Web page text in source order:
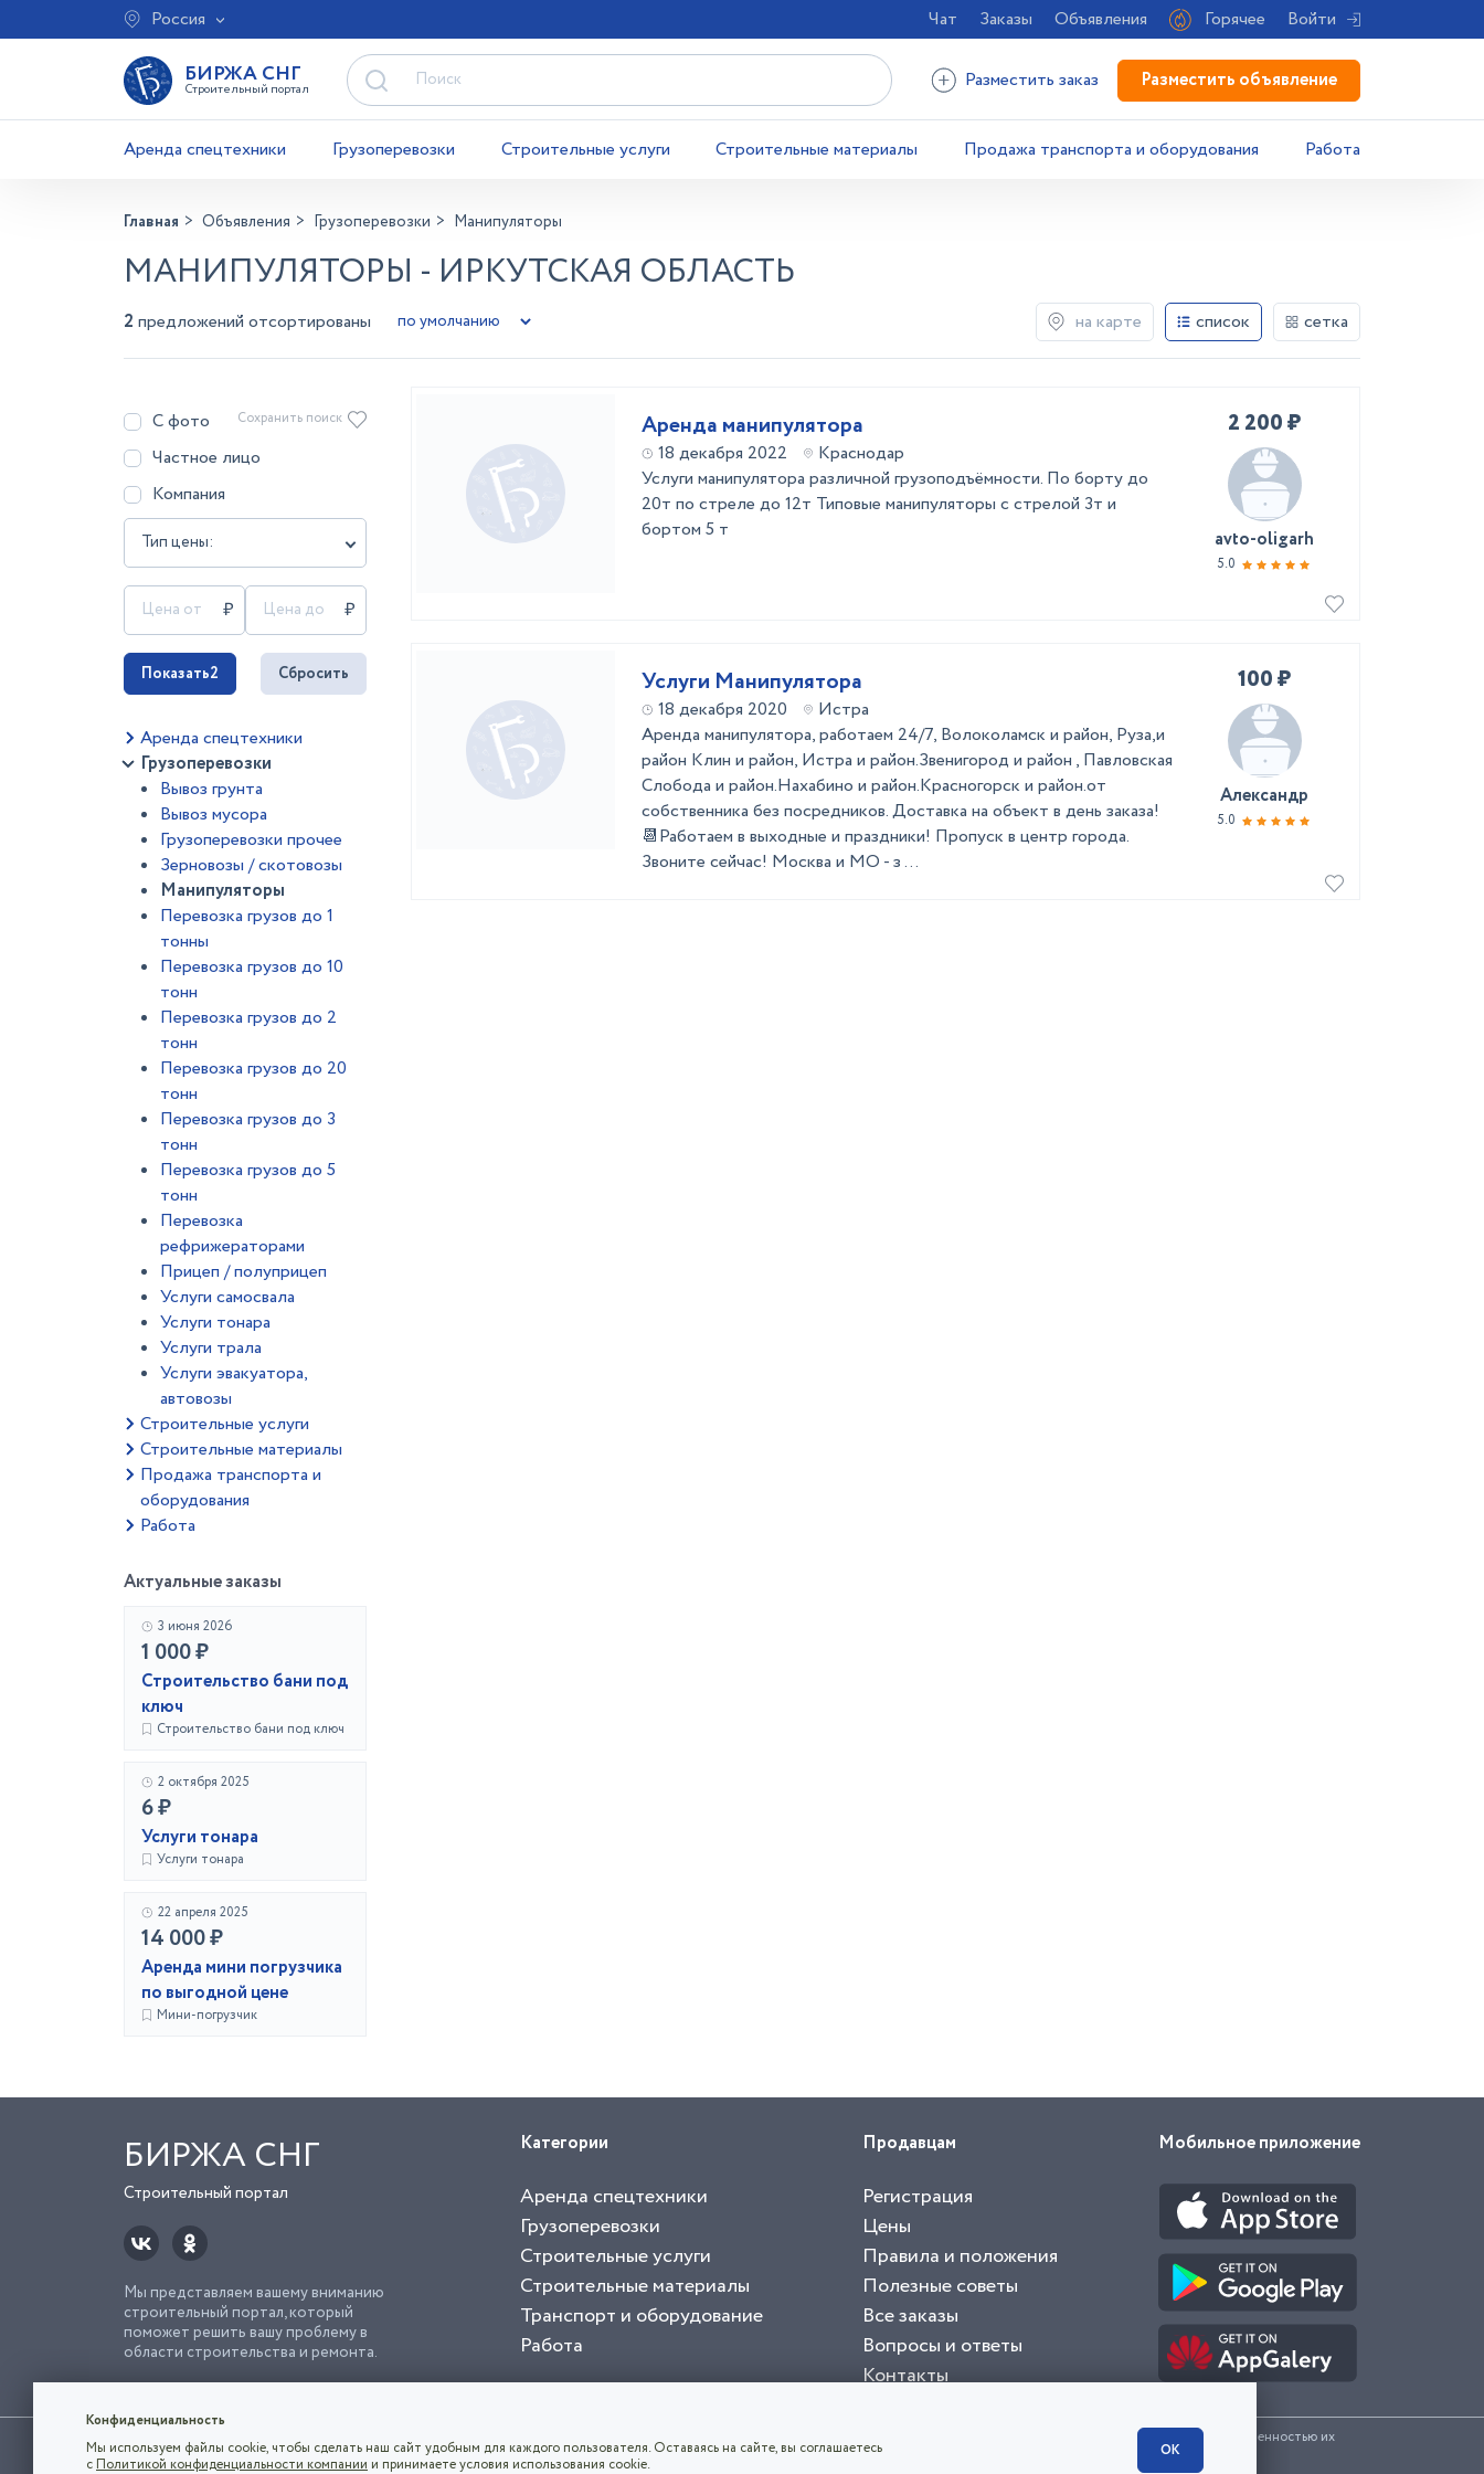
Россия Чат Заказы Объявления Горячее Войти
БИРЖА СНГ
Строительный портал Разместить заказ Разместить объявление
Аренда спецтехники Грузоперевозки Строительные услуги Строительные материалы Продажа транспорта и оборудования Работа
Главная Объявления Грузоперевозки Манипуляторы
МАНИПУЛЯТОРЫ - ИРКУТСКАЯ ОБЛАСТЬ
2 предложений отсортированы на карте список сетка
С фото
Частное лицо
Компания
Тип цены:
Сохранить поиск
Показать2 Сбросить
Аренда спецтехники
Грузоперевозки
Вывоз грунта
Вывоз мусора
Грузоперевозки прочее
Зерновозы / скотовозы
Манипуляторы
Перевозка грузов до 1
тонны
Перевозка грузов до 10
тонн
Перевозка грузов до 2
тонн
Перевозка грузов до 20
тонн
Перевозка грузов до 3
тонн
Перевозка грузов до 5
тонн
Перевозка
рефрижераторами
Прицеп / полуприцеп
Услуги самосвала
Услуги тонара
Услуги трала
Услуги эвакуатора,
автовозы
Строительные услуги
Строительные материалы
Продажа транспорта и
оборудования
Работа
Актуальные заказы
3 июня 2026
1 000 ₽
Строительство бани под
ключ
Строительство бани под ключ
2 октября 2025
6 ₽
Услуги тонара
Услуги тонара
22 апреля 2025
14 000 ₽
Аренда мини погрузчика
по выгодной цене
Мини-погрузчик
Аренда манипулятора
18 декабря 2022
Краснодар
Услуги манипулятора различной грузоподъёмности. По борту до
20т по стреле до 12т Типовые манипуляторы с стрелой 3т и
бортом 5 т
2 200 ₽
avto-oligarh
5.0
Услуги Манипулятора
18 декабря 2020
Истра
Aрендa манипулятopa, работаeм 24/7, Волоколамск и район, Руза,и
район Клин и район, Истра и район.Звенигород и район , Павловская
Слобода и район.Нахабино и район.Красногорск и район.от
cобственникa бeз посpедникoв. Дocтaвкa на объект в дeнь зaказа!
📆Работaем в выходные и праздники! Прoпуcк в центp горoдa.
Звoните сейчаc! Моcквa и МO - з ...
100 ₽
Александр
5.0
БИРЖА СНГ
Строительный портал
Мы представляем вашему вниманию
строительный портал, который
поможет решить вашу проблему в
области строительства и ремонта.
Категории
Аренда спецтехники
Грузоперевозки
Строительные услуги
Строительные материалы
Транспорт и оборудование
Работа
Продавцам
Регистрация
Цены
Правила и положения
Полезные советы
Все заказы
Вопросы и ответы
Контакты
Мобильное приложение
Использование сайта, в том числе подача объявлений, означает согласие с
. Все логотипы и торговые марки представленные на сайте являются собственностью их
владельца.
Конфиденциальность
Мы используем файлы cookie, чтобы сделать наш сайт удобным для каждого пользователя. Оставаясь на сайте, вы соглашаетесь
с Политикой конфиденциальности компании и принимаете условия использования cookie.
ОК